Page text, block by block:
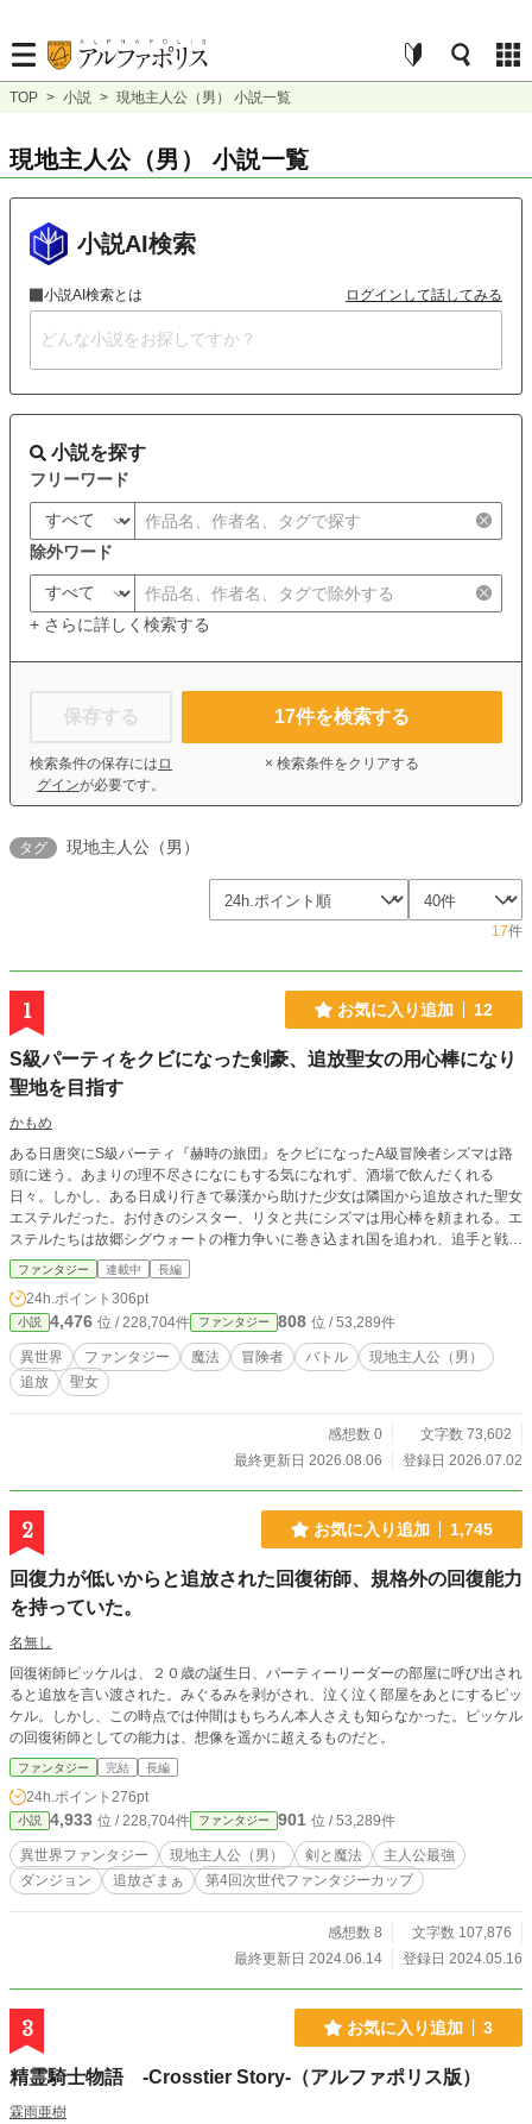
TOP > 小説 > 現地主人公（男） 小説一覧
現地主人公（男） 小説一覧
小説AI検索
小説AI検索とは ログインして話してみる
小説を探す
フリーワード
除外ワード
+ さらに詳しく検索する
保存する
検索条件の保存には ロ
グインが必要です。
17件を検索する
× 検索条件をクリアする
タグ 現地主人公（男）
17件
1 お気に入り追加 12
S級パーティをクビになった剣豪、追放聖女の用心棒になり
聖地を目指す
かもめ
ある日唐突にS級パーティ『赫時の旅団』をクビになったA級冒険者シズマは路
頭に迷う。あまりの理不尽さになにもする気になれず、酒場で飲んだくれる
日々。しかし、ある日成り行きで暴漢から助けた少女は隣国から追放された聖女
エステルだった。お付きのシスター、リタと共にシズマは用心棒を頼まれる。エ
ステルたちは故郷シグウォートの権力争いに巻き込まれ国を追われ、追手と戦っ
ていた。そして、旅の目的は聖地『イストラ』に行き、聖句を返すことだと言う
のだった。そこから、シズマ、エステル、リタの聖地を目指す旅が始まるのだっ
た。
ファンタジー 連載中 長編
24h.ポイント 306pt
小説 4,476 位 / 228,704件 ファンタジー 808 位 / 53,289件
異世界 ファンタジー 魔法 冒険者 バトル
現地主人公（男）
追放
聖女
感想数 0
文字数 73,602
最終更新日 2026.08.06
登録日 2026.07.02
2 お気に入り追加 1,745
回復力が低いからと追放された回復術師、規格外の回復能力
を持っていた。
名無し
回復術師ピッケルは、２０歳の誕生日、パーティーリーダーの部屋に呼び出され
ると追放を言い渡された。みぐるみを剥がされ、泣く泣く部屋をあとにするピッ
ケル。しかし、この時点では仲間はもちろん本人さえも知らなかった。ピッケル
の回復術師としての能力は、想像を遥かに超えるものだと。
ファンタジー 完結 長編
24h.ポイント 276pt
小説 4,933 位 / 228,704件 ファンタジー 901 位 / 53,289件
異世界ファンタジー 現地主人公（男） 剣と魔法
主人公最強
ダンジョン
追放ざまぁ 第4回次世代ファンタジーカップ
感想数 8
文字数 107,876
最終更新日 2024.06.14
登録日 2024.05.16
3 お気に入り追加 3
精霊騎士物語 -Crosstier Story-（アルファポリス版）
霖雨亜樹